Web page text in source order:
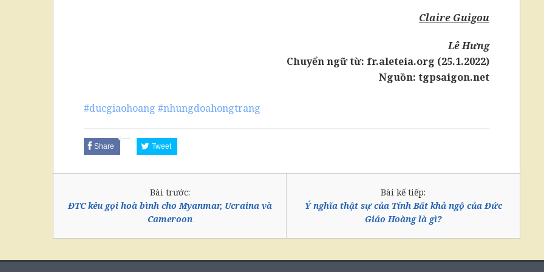
Claire Guigou
Lê Hưng
Chuyển ngữ từ: fr.aleteia.org (25.1.2022)
Nguồn: tgpsaigon.net
#ducgiaohoang #nhungdoahongtrang
Share Tweet
Bài trước:
ĐTC kêu gọi hoà bình cho Myanmar, Ucraina và
Cameroon
Bài kế tiếp:
Ý nghĩa thật sự của Tính Bất khả ngộ của Đức
Giáo Hoàng là gì?